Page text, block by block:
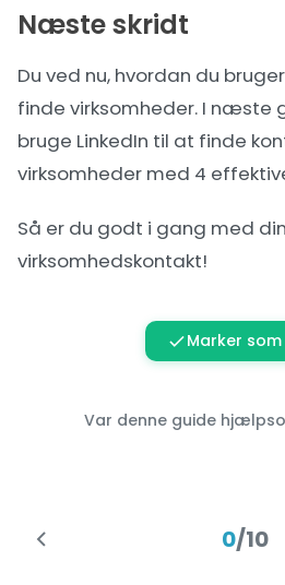
Næste skridt
Du ved nu, hvordan du
finde virksomheder. I næste
bruge LinkedIn til at finde
virksomheder med 4
Så er du godt i gang med din
virksomhedskontakt!
Marker
Var denne guide
0/10